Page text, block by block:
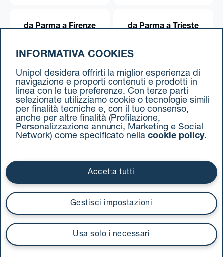
da Parma a Firenze da Parma a Trieste
Documenti contrattuali
Via Stalingrado 37 - 40128 Bologna
Tel 051 5077111 - Fax 051 375349
unipolmove@pec.unipol.it
C.F. 03506831209 e P. IVA 03740811207 R.E.A. 524585
UnipolTech S.p.A.
I prezzi si intendono compresi di IVA
INFORMATIVA COOKIES
Unipol desidera offrirti la miglior esperienza di
navigazione e proporti contenuti e prodotti in
linea con le tue preferenze. Con terze parti
selezionate utilizziamo cookie o tecnologie simili
per finalità tecniche e, con il tuo consenso,
anche per altre finalità (Profilazione,
Personalizzazione annunci, Marketing e Social
Network) come specificato nella cookie policy.
Usa solo i necessari
Gestisci impostazioni
Accetta tutti